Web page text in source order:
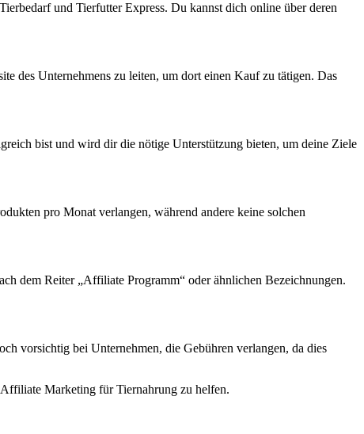
und Tierfutter Express. Du kannst dich online über deren
des Unternehmens zu leiten, um dort einen Kauf zu tätigen. Das
bist und wird dir die nötige Unterstützung bieten, um deine Ziele
pro Monat verlangen, während andere keine solchen
dem Reiter „Affiliate Programm“ oder ähnlichen Bezeichnungen.
vorsichtig bei Unternehmen, die Gebühren verlangen, da dies
Marketing für Tiernahrung zu helfen.